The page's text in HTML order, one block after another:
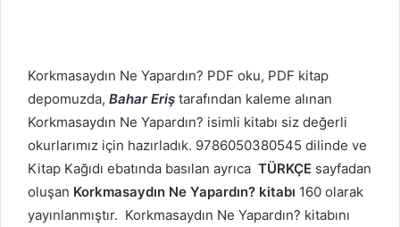
Korkmasaydın Ne Yapardın? PDF oku, PDF kitap
depomuzda, Bahar Eriş tarafından kaleme alınan
Korkmasaydın Ne Yapardın? isimli kitabı siz değerli
okurlarımız için hazırladık. 9786050380545 dilinde ve
Kitap Kağıdı ebatında basılan ayrıca TÜRKÇE sayfadan
oluşan Korkmasaydın Ne Yapardın? kitabı 160 olarak
yayınlanmıştır. Korkmasaydın Ne Yapardın? kitabını